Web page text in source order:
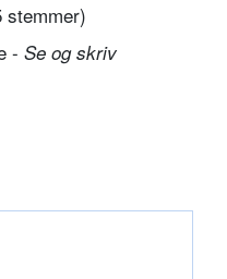
stemmer)
- Se og skriv